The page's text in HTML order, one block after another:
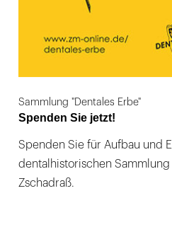
Sammlung "Dentales Erbe"
Spenden Sie jetzt!
Spenden Sie für Aufbau und
dentalhistorischen Sammlung
Zschadraß.